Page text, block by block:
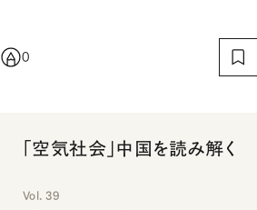
0
「空気社会」中国を読み解く
Vol. 39